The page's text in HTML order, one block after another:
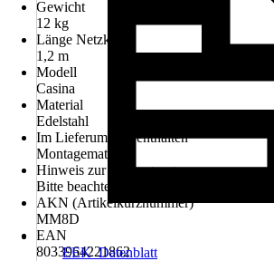
Gewicht
12 kg
Länge Netzkabel
1,2 m
Modell
Casina
Material
Edelstahl
Im Lieferumfang enthalten
Montagematerial
Hinweis zur Entsorgung
Bitte beachte die Hinweise zur Entsorgung
AKN (Artikelkurznummer)
MM8D
EAN
8033964221862
EEK_Datenblatt